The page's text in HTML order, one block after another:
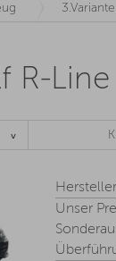
3.Variante
R-
Unser